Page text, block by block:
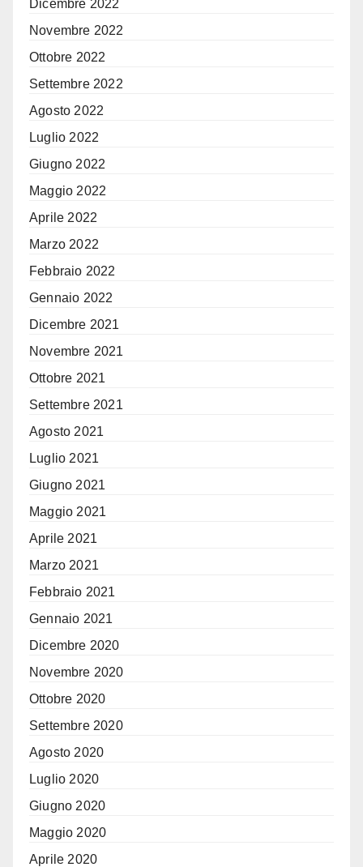
Dicembre 2022
Novembre 2022
Ottobre 2022
Settembre 2022
Agosto 2022
Luglio 2022
Giugno 2022
Maggio 2022
Aprile 2022
Marzo 2022
Febbraio 2022
Gennaio 2022
Dicembre 2021
Novembre 2021
Ottobre 2021
Settembre 2021
Agosto 2021
Luglio 2021
Giugno 2021
Maggio 2021
Aprile 2021
Marzo 2021
Febbraio 2021
Gennaio 2021
Dicembre 2020
Novembre 2020
Ottobre 2020
Settembre 2020
Agosto 2020
Luglio 2020
Giugno 2020
Maggio 2020
Aprile 2020